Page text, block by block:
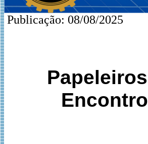
Publicação: 08/08/2025